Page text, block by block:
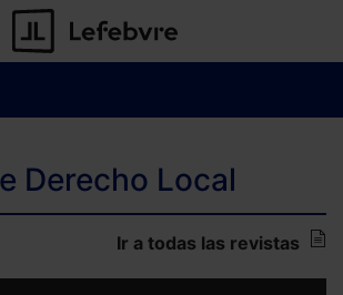
Derecho Local
Ir a todas las revistas